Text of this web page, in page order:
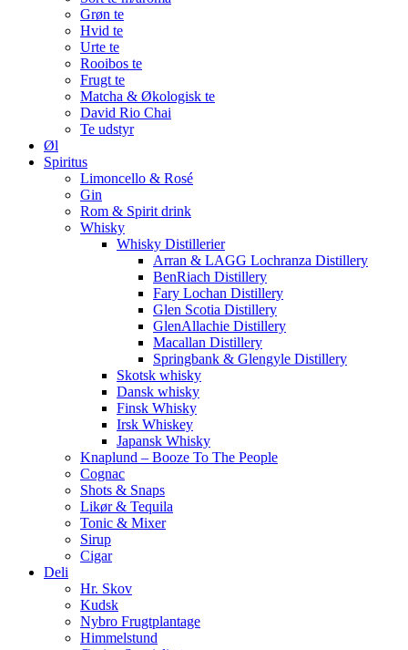
Grøn te
Hvid te
Urte te
Rooibos te
Frugt te
Matcha & Økologisk te
David Rio Chai
Te udstyr
Øl
Spiritus
Limoncello & Rosé
Gin
Rom & Spirit drink
Whisky
Whisky Distillerier
Arran & LAGG Lochranza Distillery
BenRiach Distillery
Fary Lochan Distillery
Glen Scotia Distillery
GlenAllachie Distillery
Macallan Distillery
Springbank & Glengyle Distillery
Skotsk whisky
Dansk whisky
Finsk Whisky
Irsk Whiskey
Japansk Whisky
Knaplund – Booze To The People
Cognac
Shots & Snaps
Likør & Tequila
Tonic & Mixer
Sirup
Cigar
Deli
Hr. Skov
Kudsk
Nybro Frugtplantage
Himmelstund